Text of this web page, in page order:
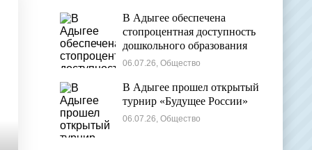
В Адыгее обеспечена
стопроцентная доступность
дошкольного образования
06.07.26, Общество
В Адыгее прошел открытый
турнир «Будущее России»
06.07.26, Общество